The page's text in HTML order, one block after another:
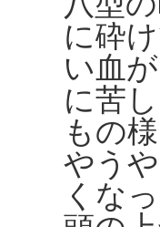
に砕
い血
に苦
もの
やう
くな